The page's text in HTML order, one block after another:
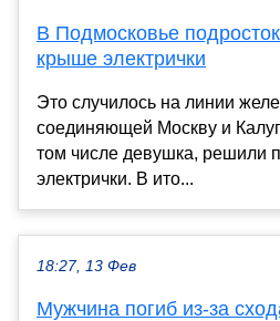
В Подмосковье
крыше электрички
Это случилось на линии
соединяющей Москву и
том числе девушка, решили
электрички. В ито...
18:27, 13 Фев
Мужчина погиб из-за